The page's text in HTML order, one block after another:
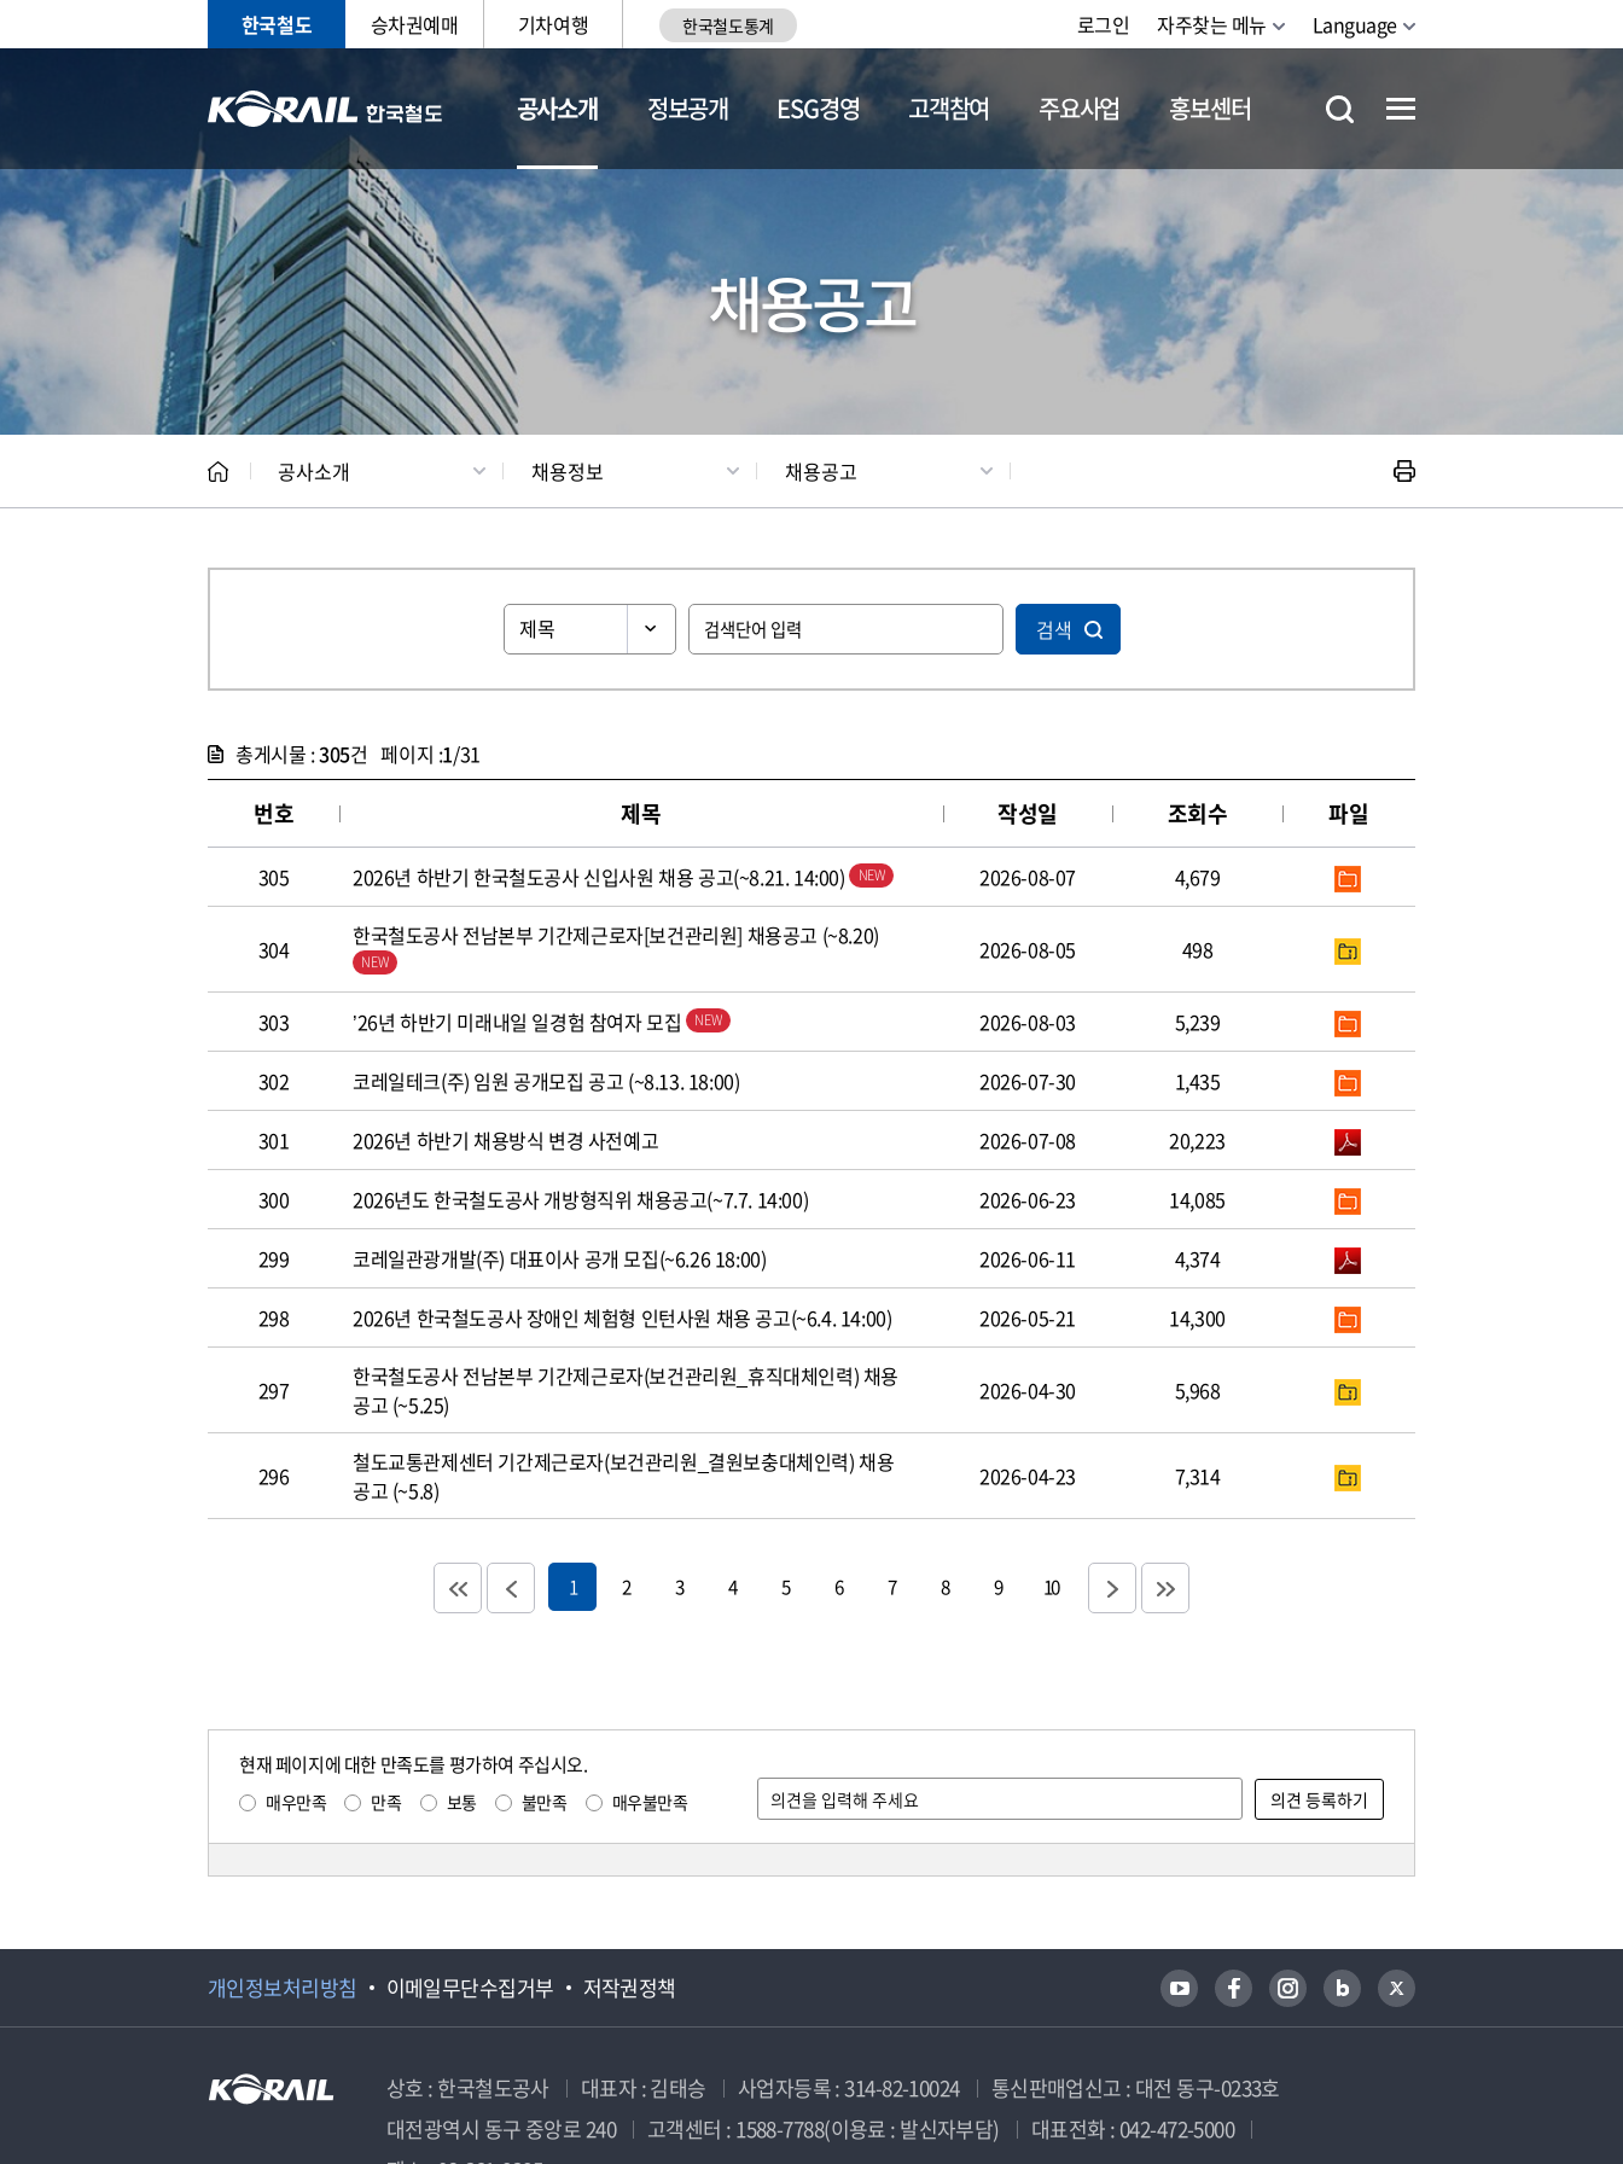
한국철도 승차권예매 기차여행 한국철도통계 로그인 자주찾는 메뉴 Language
공사소개
CEO 일반현황 채용정보
정보공개 ESG경영 고객참여 주요사업 홍보센터
채용공고
공사소개 채용정보 채용공고
검색
총게시물 :305건 페이지 :1/31
번호 제목 작성일 조회수 파일
305 2026년 하반기 한국철도공사 신입사원 채용 공고(~8.21. 14:00) 2026-08-07 4,679
304 한국철도공사 전남본부 기간제근로자[보건관리원] 채용공고 (~8.20) 2026-08-05 498
303 ’26년 하반기 미래내일 일경험 참여자 모집 2026-08-03 5,239
302 코레일테크(주) 임원 공개모집 공고 (~8.13. 18:00) 2026-07-30 1,435
301 2026년 하반기 채용방식 변경 사전예고 2026-07-08 20,223
300 2026년도 한국철도공사 개방형직위 채용공고(~7.7. 14:00) 2026-06-23 14,085
299 코레일관광개발(주) 대표이사 공개 모집(~6.26 18:00) 2026-06-11 4,374
298 2026년 한국철도공사 장애인 체험형 인턴사원 채용 공고(~6.4. 14:00) 2026-05-21 14,300
297
한국철도공사 전남본부 기간제근로자(보건관리원_휴직대체인력) 채용
공고 (~5.25)
2026-04-30 5,968
296
철도교통관제센터 기간제근로자(보건관리원_결원보충대체인력) 채용
공고 (~5.8)
2026-04-23 7,314
1 2 3 4 5 6 7 8 9 10
현재 페이지에 대한 만족도를 평가하여 주십시오.
매우만족 만족 보통 불만족 매우불만족
개인정보처리방침 이메일무단수집거부 저작권정책
상호 : 한국철도공사 대표자 : 김태승 사업자등록 : 314-82-10024
통신판매업신고 : 대전 동구-0233호
대전광역시 동구 중앙로 240
고객센터 : 1588-7788(이용료 : 발신자부담)
대표전화 : 042-472-5000